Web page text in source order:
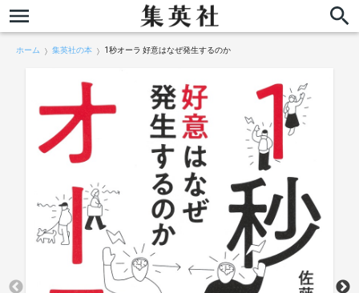
ホーム 集英社の本 1秒オーラ 好意はなぜ発生するのか